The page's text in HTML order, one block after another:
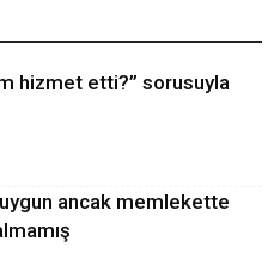
hizmet etti?” sorusuyla
ancak memlekette